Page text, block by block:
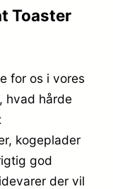
Toaster
for os i vores
hvad hårde
kogeplader
god
der vil